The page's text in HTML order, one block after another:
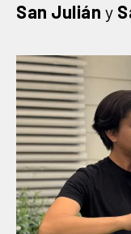
San Julián y